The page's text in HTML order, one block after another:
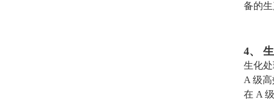
备的
4、
生化
A 级高
在 A